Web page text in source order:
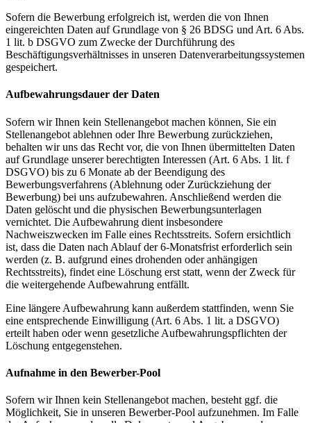
Sofern die Bewerbung erfolgreich ist, werden die von Ihnen
eingereichten Daten auf Grundlage von § 26 BDSG und Art. 6 Abs.
1 lit. b DSGVO zum Zwecke der Durchführung des
Beschäftigungsverhältnisses in unseren Datenverarbeitungssystemen
gespeichert.
Aufbewahrungsdauer der Daten
Sofern wir Ihnen kein Stellenangebot machen können, Sie ein
Stellenangebot ablehnen oder Ihre Bewerbung zurückziehen,
behalten wir uns das Recht vor, die von Ihnen übermittelten Daten
auf Grundlage unserer berechtigten Interessen (Art. 6 Abs. 1 lit. f
DSGVO) bis zu 6 Monate ab der Beendigung des
Bewerbungsverfahrens (Ablehnung oder Zurückziehung der
Bewerbung) bei uns aufzubewahren. Anschließend werden die
Daten gelöscht und die physischen Bewerbungsunterlagen
vernichtet. Die Aufbewahrung dient insbesondere
Nachweiszwecken im Falle eines Rechtsstreits. Sofern ersichtlich
ist, dass die Daten nach Ablauf der 6-Monatsfrist erforderlich sein
werden (z. B. aufgrund eines drohenden oder anhängigen
Rechtsstreits), findet eine Löschung erst statt, wenn der Zweck für
die weitergehende Aufbewahrung entfällt.
Eine längere Aufbewahrung kann außerdem stattfinden, wenn Sie
eine entsprechende Einwilligung (Art. 6 Abs. 1 lit. a DSGVO)
erteilt haben oder wenn gesetzliche Aufbewahrungspflichten der
Löschung entgegenstehen.
Aufnahme in den Bewerber-Pool
Sofern wir Ihnen kein Stellenangebot machen, besteht ggf. die
Möglichkeit, Sie in unseren Bewerber-Pool aufzunehmen. Im Falle